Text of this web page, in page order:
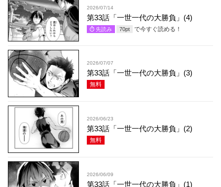
2026/07/14
第33話「一世一代の大勝負」(4)
先読み 70pt で今すぐ読める！
2026/07/07
第33話「一世一代の大勝負」(3)
無料
2026/06/23
第33話「一世一代の大勝負」(2)
無料
2026/06/09
第33話「一世一代の大勝負」(1)